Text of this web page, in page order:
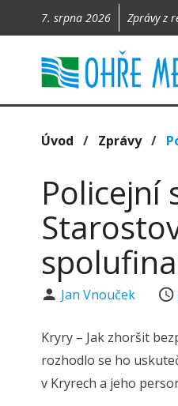
7. srpna 2026 Zprávy z
Úvod / Zprávy/
Policejní
Jan Vnouček
Kryry – Jak zhoršit
rozhodlo se ho
v Kryrech a jeho